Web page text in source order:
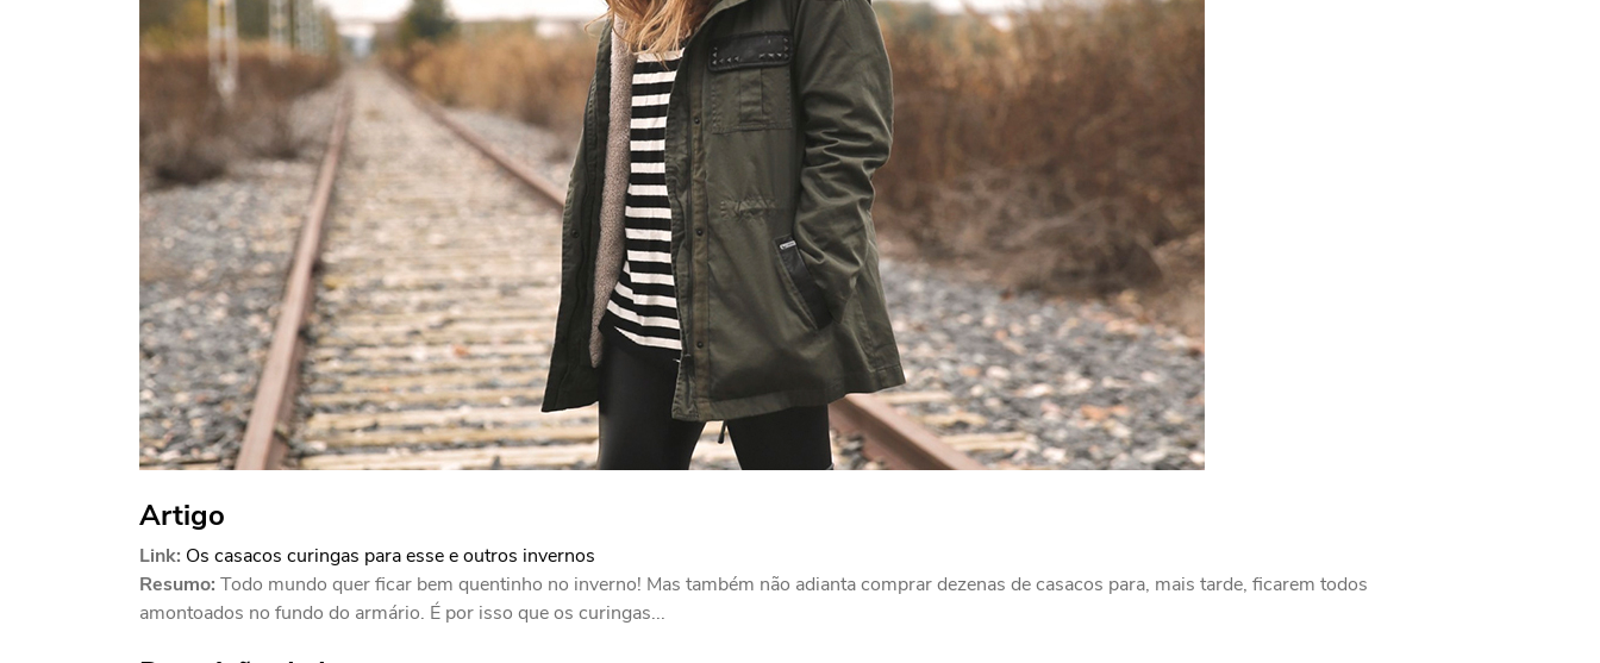
Artigo
Link: Os casacos curingas para esse e outros invernos
Resumo: Todo mundo quer ficar bem quentinho no inverno! Mas também não adianta comprar dezenas de casacos para, mais tarde, ficarem todos
amontoados no fundo do armário. É por isso que os curingas...